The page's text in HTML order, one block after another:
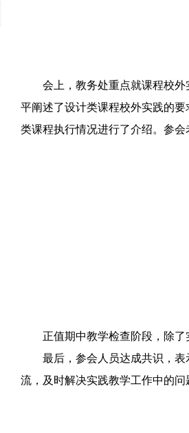
会上，教务处重点就课程校
平阐述了设计类课程校外实践的
类课程执行情况进行了介绍。参
正值期中教学检查阶段，除
最后，参会人员达成共识，
流，及时解决实践教学工作中的问